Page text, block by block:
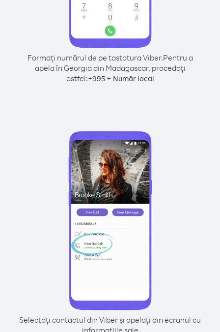
Formați numărul de pe tastatura Viber.Pentru a
apela în Georgia din Madagascar, procedați
astfel:+995+ Număr local
Selectați contactul din Viber și apelați din ecranul cu
informațiile sale